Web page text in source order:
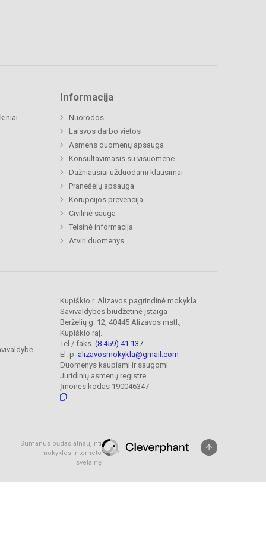
Informacija
Nuorodos
Laisvos darbo vietos
Asmens duomenų apsauga
Konsultavimasis su visuomene
Dažniausiai užduodami klausimai
Pranešėjų apsauga
Korupcijos prevencija
Civilinė sauga
Teisinė informacija
Atviri duomenys
Kupiškio r. Alizavos pagrindinė mokykla
Savivaldybės biudžetinė įstaiga
Berželių g. 12, 40445 Alizavos mstl.,
Kupiškio raj.
Tel./ faks. (8 459) 41 137
El. p. alizavosmokykla@gmail.com
Duomenys kaupiami ir saugomi
Juridinių asmenų registre
Įmonės kodas 190046347
Sumanus būdas atnaujinti
mokyklos interneto
svetainę